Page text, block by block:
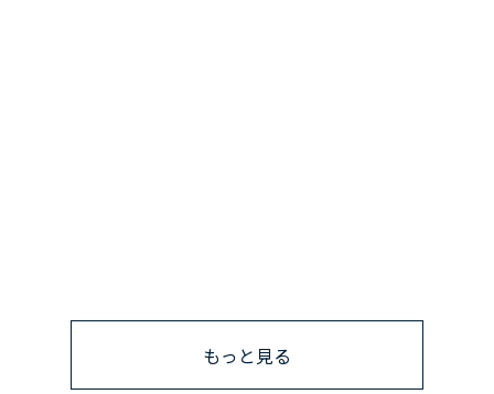
もっと見る